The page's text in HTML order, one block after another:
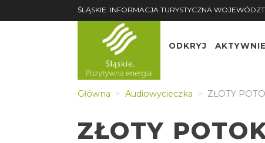
ŚLĄSKIE. INFORMACJA TURYSTYCZNA
ODKRYJ AKTYWNIE
Główna Audiowycieczka ZŁOTY
ZŁOTY